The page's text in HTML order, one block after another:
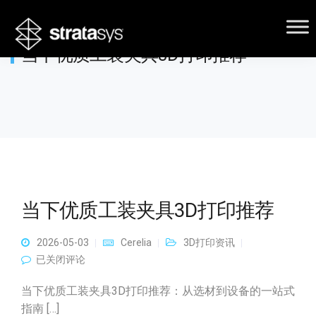
当下优质工装夹具3D打印推荐
当下优质工装夹具3D打印推荐
2026-05-03 Cerelia
3D打印资讯
当下优质工装夹具3D打印推荐
已关闭评论
当下优质工装夹具3D打印推荐：从选材到设备的一站式
指南 […]